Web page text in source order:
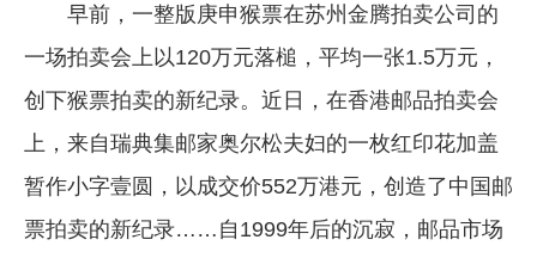
早前，一整版庚申猴票在苏州金腾拍卖公司的
一场拍卖会上以120万元落槌，平均一张1.5万元，
创下猴票拍卖的新纪录。近日，在香港邮品拍卖会
上，来自瑞典集邮家奥尔松夫妇的一枚红印花加盖
暂作小字壹圆，以成交价552万港元，创造了中国邮
票拍卖的新纪录……自1999年后的沉寂，邮品市场